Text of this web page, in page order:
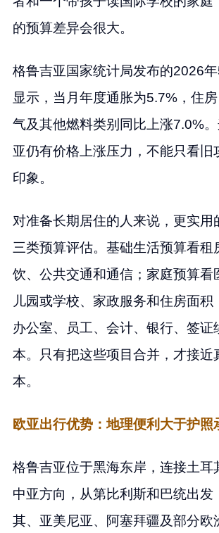
的预算差异会很大。
格鲁吉亚国家统计局发布的2026
显示，当月年度通胀为5.7%，住
气及其他燃料类别同比上涨7.0%
亚仍有价格上涨压力，不能只看旧
印象。
对准备长期居住的人来说，更实用
三类预算评估。基础生活预算看租
饮、公共交通和通信；家庭预算看
儿园或学校、家政服务和住房面积
办公室、员工、会计、银行、签证
本。只有把这些项目合并，才接近
本。
欧亚出行优势：地理便利大于护照
格鲁吉亚位于黑海东岸，连接土耳
中亚方向，从第比利斯和巴统出发
其、亚美尼亚、阿塞拜疆及部分欧